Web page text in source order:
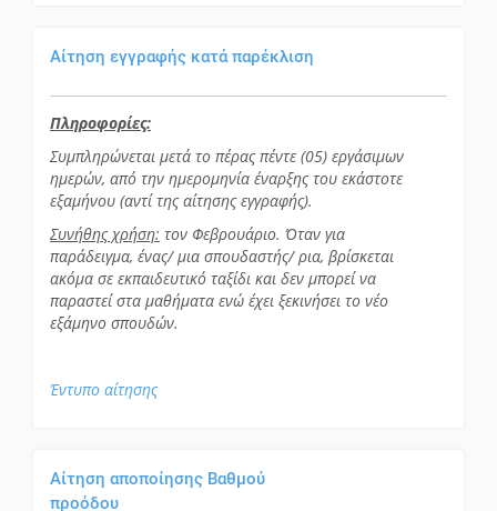
Αίτηση εγγραφής κατά παρέκλιση
Πληροφορίες:
Συμπληρώνεται μετά το πέρας πέντε (05) εργάσιμων
ημερών, από την ημερομηνία έναρξης του εκάστοτε
εξαμήνου (αντί της αίτησης εγγραφής).
Συνήθης χρήση: τον Φεβρουάριο. Όταν για
παράδειγμα, ένας/ μια σπουδαστής/ ρια, βρίσκεται
ακόμα σε εκπαιδευτικό ταξίδι και δεν μπορεί να
παραστεί στα μαθήματα ενώ έχει ξεκινήσει το νέο
εξάμηνο σπουδών.
Έντυπο αίτησης
Αίτηση αποποίησης Βαθμού
προόδου